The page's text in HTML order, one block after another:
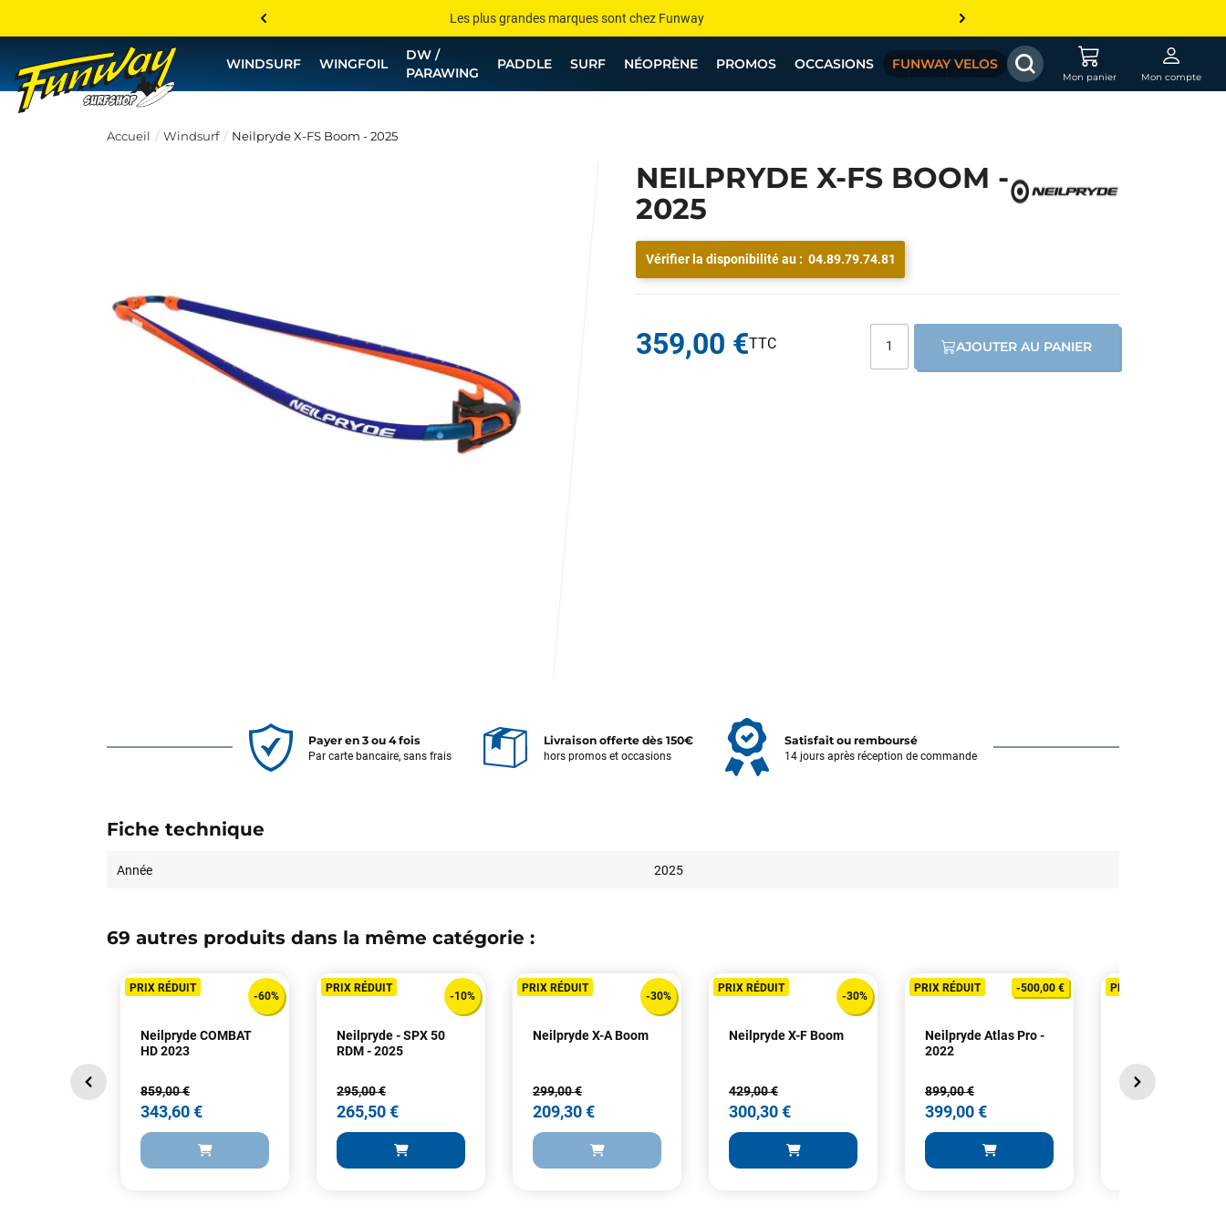
Les plus grandes marques sont chez Funway
Jusqu’à -75% de remise sur le windsurf, wingfoil, etc...
💰 Meilleur prix garanti — Moins cher ailleurs ? On s’aligne !
WINDSURF WINGFOIL
DW /
PARAWING
PADDLE SURF NÉOPRÈNE PROMOS OCCASIONS FUNWAY VELOS
Mon panier Mon compte
Accueil Windsurf Neilpryde X-FS Boom - 2025
NEILPRYDE X-FS BOOM -
2025
Vérifier la disponibilité au : 04.89.79.74.81
359,00 € AJOUTER AU PANIER
Payer en 3 ou 4 fois
Par carte bancaire, sans frais
Livraison offerte dès 150€
hors promos et occasions
Satisfait ou remboursé
14 jours après réception de commande
Fiche technique
Année 2025
69 autres produits dans la même catégorie :
PRIX RÉDUIT
-60%
Neilpryde COMBAT
HD 2023
859,00 €
343,60 €
PRIX RÉDUIT
-10%
Neilpryde - SPX 50
RDM - 2025
295,00 €
265,50 €
PRIX RÉDUIT
-30%
Neilpryde X-A Boom
299,00 €
209,30 €
PRIX RÉDUIT
-30%
Neilpryde X-F Boom
429,00 €
300,30 €
PRIX RÉDUIT -500,00 €
Neilpryde Atlas Pro -
2022
899,00 €
399,00 €
PRIX RÉDUIT
445,00 €
Votre satisfaction est notre priorité !
Découvrez quelques uns de vos
commentaires laissés sur Google
J’ai commandé un pack via leur site internet. À peine la commande
validée, le magasin m’a appelé pour confirmer avec moi les
caractéristiques des équipements, me conseiller sur le matériel à choisir,
et m’a même offert du matériel en plus. Niveau réactivité, c’est au top :
la commande est partie le lendemain, et j’ai bien reçu tout le matériel